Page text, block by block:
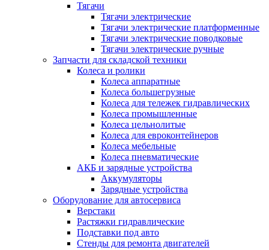
Тягачи
Тягачи электрические
Тягачи электрические платформенные
Тягачи электрические поводковые
Тягачи электрические ручные
Запчасти для складской техники
Колеса и ролики
Колеса аппаратные
Колеса большегрузные
Колеса для тележек гидравлических
Колеса промышленные
Колеса цельнолитые
Колеса для евроконтейнеров
Колеса мебельные
Колеса пневматические
АКБ и зарядные устройства
Аккумуляторы
Зарядные устройства
Оборудование для автосервиса
Верстаки
Растяжки гидравлические
Подставки под авто
Стенды для ремонта двигателей